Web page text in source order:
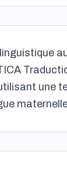
une